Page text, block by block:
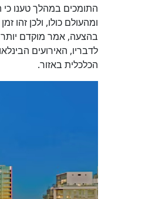
התומכים במהלך טענו
ומהעולם כולו, ולכן
בהצעה, אמר מוקדם יותר
לדבריו, האירועים
הכלכלית באזור.